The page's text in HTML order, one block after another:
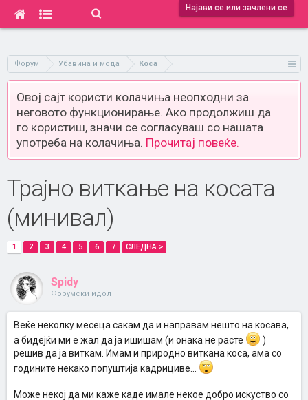
Најави се или зачлени се
Форум Убавина и мода Коса
Овој сајт користи колачиња неопходни за
неговото функционирање. Ако продолжиш да
го користиш, значи се согласуваш со нашата
употреба на колачиња. Прочитај повеќе.
Трајно виткање на косата
(минивал)
1 2 3 4 5 6 7 СЛЕДНА >
Spidy
Форумски идол
Веќе неколку месеца сакам да и направам нешто на косава,
а бидејќи ми е жал да ја ишишам (и онака не расте
)
решив да ја виткам. Имам и природно виткана коса, ама со
годините некако попуштија кадрициве...
Може некој да ми каже каде имале некое добро искуство со